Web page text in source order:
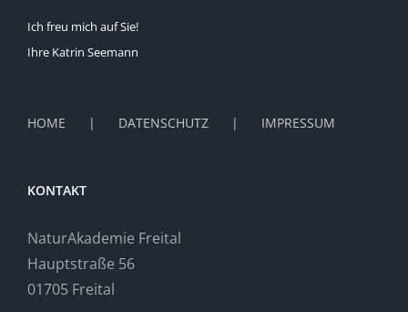
Ich freu mich auf Sie!
Ihre Katrin Seemann
HOME DATENSCHUTZ IMPRESSUM
KONTAKT
NaturAkademie Freital
Hauptstraße 56
01705 Freital